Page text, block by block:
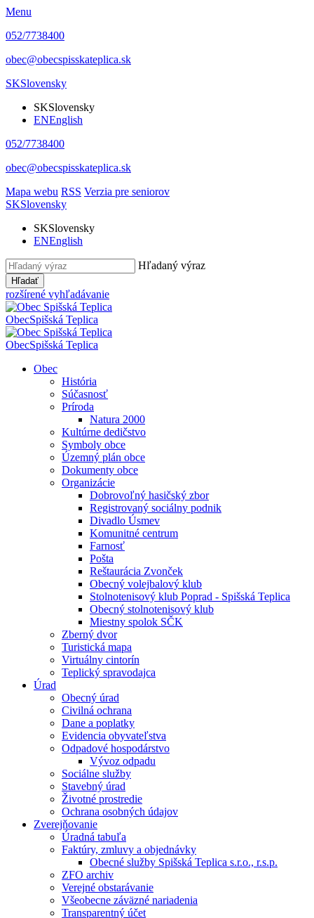
Menu
052/7738400
obec@obecspisskateplica.sk
SKSlovensky
SKSlovensky
ENEnglish
052/7738400
obec@obecspisskateplica.sk
Mapa webu RSS Verzia pre seniorov
SKSlovensky
SKSlovensky
ENEnglish
Hľadaný výraz
Hľadať
rozšírené vyhľadávanie
ObecSpišská Teplica
ObecSpišská Teplica
Obec
História
Súčasnosť
Príroda
Natura 2000
Kultúrne dedičstvo
Symboly obce
Územný plán obce
Dokumenty obce
Organizácie
Dobrovoľný hasičský zbor
Registrovaný sociálny podnik
Divadlo Úsmev
Komunitné centrum
Farnosť
Pošta
Reštaurácia Zvonček
Obecný volejbalový klub
Stolnotenisový klub Poprad - Spišská Teplica
Obecný stolnotenisový klub
Miestny spolok SČK
Zberný dvor
Turistická mapa
Virtuálny cintorín
Teplický spravodajca
Úrad
Obecný úrad
Civilná ochrana
Dane a poplatky
Evidencia obyvateľstva
Odpadové hospodárstvo
Vývoz odpadu
Sociálne služby
Stavebný úrad
Životné prostredie
Ochrana osobných údajov
Zverejňovanie
Úradná tabuľa
Faktúry, zmluvy a objednávky
Obecné služby Spišská Teplica s.r.o., r.s.p.
ZFO archiv
Verejné obstarávanie
Všeobecne záväzné nariadenia
Transparentný účet